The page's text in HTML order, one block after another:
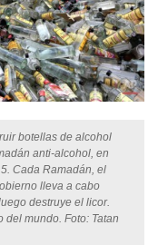
botellas de alcohol
anti-alcohol, en
Cada Ramadán, el
lleva a cabo
destruye el licor.
mundo. Foto: Tatan